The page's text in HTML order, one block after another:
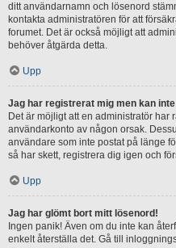
ditt användarnamn och lösenord
kontakta administratören för att
forumet. Det är också möjligt att
behöver åtgärda detta.
Upp
Jag har registrerat mig men kan
Det är möjligt att en administratör har
användarkonto av någon orsak.
användare som inte postat på länge
så har skett, registrera dig igen och
Upp
Jag har glömt bort mitt lösenord!
Ingen panik! Även om du inte kan
enkelt återställa det. Gå till